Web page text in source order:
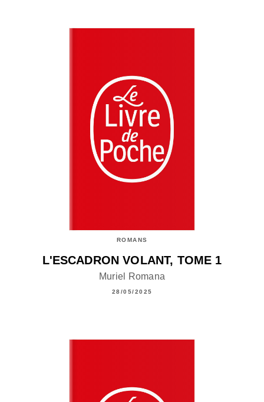
ROMANS
L'ESCADRON VOLANT, TOME 1
Muriel Romana
28/05/2025